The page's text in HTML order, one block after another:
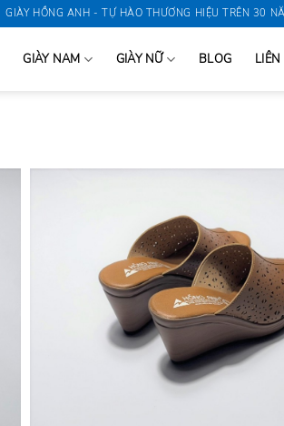
GIÀY HỒNG ANH - TỰ HÀO THƯƠNG HIỆU TRÊN 30
GIÀY NAM GIÀY NỮ BLOG LIÊN